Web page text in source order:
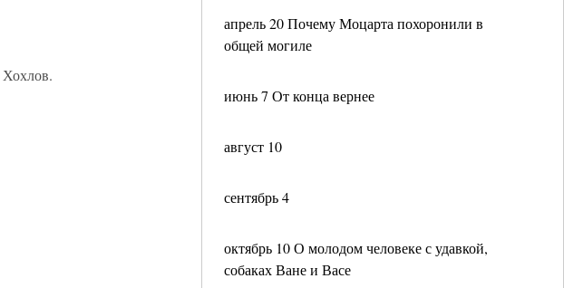
апрель 20 Почему Моцарта похоронили в
общей могиле
июнь 7 От конца вернее
август 10
сентябрь 4
октябрь 10 О молодом человеке с удавкой,
собаках Ване и Васе